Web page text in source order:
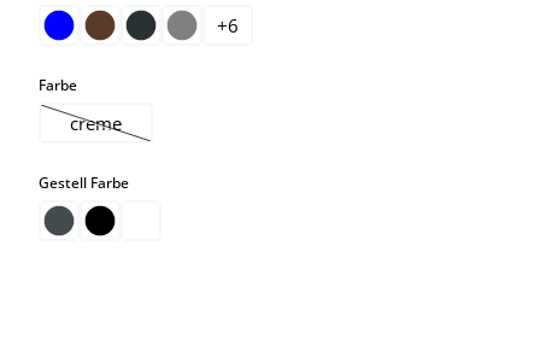
+6
Farbeauswählen
creme
(Diese Option ist zurzeit nicht verfügbar.)
Gestell Farbeauswählen